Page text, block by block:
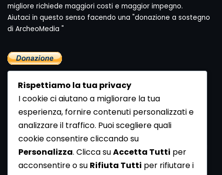
migliore richiede maggiori costi e maggior impegno.
Aiutaci in questo senso facendo una "donazione a sostegno
di ArcheoMedia "
Newsletter
Se vuoi ricevere la Rivista gratuita di archeologia realizzata
dalla Redazione di ArcheoMedia iscriviti alla nostra
Newsletter [Clicca Qui]
Rispettiamo la tua privacy
I cookie ci aiutano a migliorare la tua
esperienza, fornire contenuti personalizzati e
analizzare il traffico. Puoi scegliere quali
cookie consentire cliccando su
Personalizza. Clicca suAccetta Tutti per
acconsentire o su Rifiuta Tutti per rifiutare i